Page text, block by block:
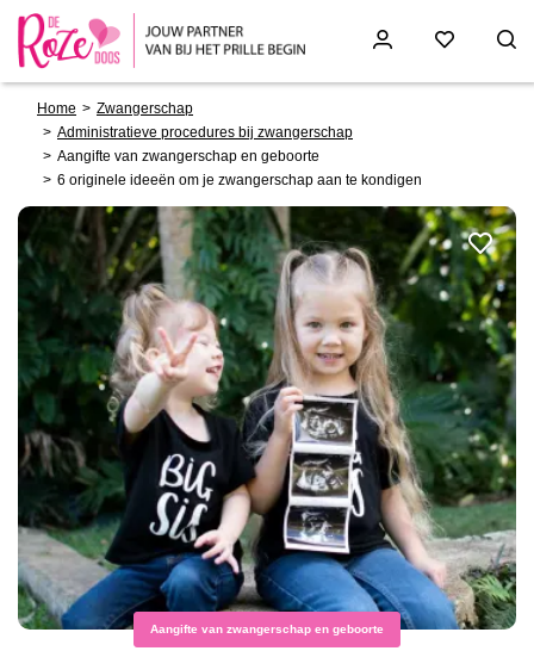
content
Home
Zwangerschap
Administratieve procedures bij zwangerschap
Aangifte van zwangerschap en geboorte
6 originele ideeën om je zwangerschap aan te kondigen
Aangifte van zwangerschap en geboorte